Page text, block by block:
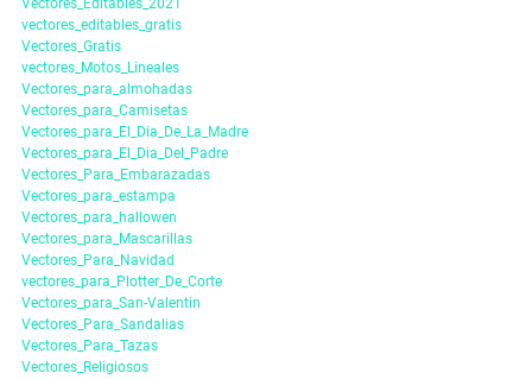
Vectores_Editables_2021
vectores_editables_gratis
Vectores_Gratis
vectores_Motos_Lineales
Vectores_para_almohadas
Vectores_para_Camisetas
Vectores_para_El_Dia_De_La_Madre
Vectores_para_El_Dia_Del_Padre
Vectores_Para_Embarazadas
Vectores_para_estampa
Vectores_para_hallowen
Vectores_para_Mascarillas
Vectores_Para_Navidad
vectores_para_Plotter_De_Corte
Vectores_para_San-Valentin
Vectores_Para_Sandalias
Vectores_Para_Tazas
Vectores_Religiosos